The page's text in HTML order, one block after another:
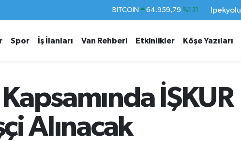
DOLAR 47,7436 %0.18
STERLİN 64,4811 %0.38
13.779
BITCOIN 64.959,79 %1.11
İpekyolu
Spor İş İlanları Van Rehberi Etkinlikler Köşe Yazıları
İŞKUR
Alınacak